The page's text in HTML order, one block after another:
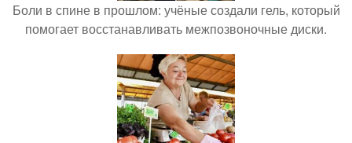
Боли в спине в прошлом: учёные создали гель, который
помогает восстанавливать межпозвоночные диски.